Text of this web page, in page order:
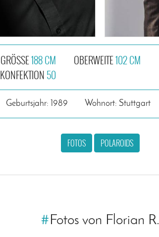
GRÖSSE188 CM
KONFEKTION 50
OBERWEITE102 CM
Geburtsjahr: 1989 Wohnort: Stuttgart
FOTOS POLAROIDS
# Fotos von Florian R.